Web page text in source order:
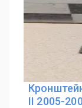
II 2005-